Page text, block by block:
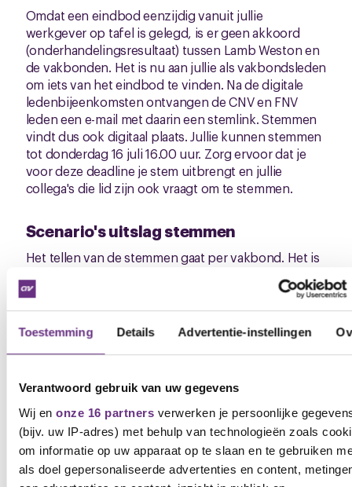
Toestemming Details Advertentie-instellingen
Verantwoord gebruik van uw gegevens
Wij en onze 16 partnersverwerken je persoonlijke
(bijv. uw IP-adres) met behulp van technologieën zoals
om informatie op uw apparaat op te slaan en te gebruiken
als doel gepersonaliseerde advertenties en content,
Omdat een eindbod eenzijdig vanuit jullie
werkgever op tafel is gelegd, is er geen akkoord
(onderhandelingsresultaat) tussen Lamb Weston en
de vakbonden. Het is nu aan jullie als vakbondsleden
om iets van het eindbod te vinden. Na de digitale
ledenbijeenkomsten ontvangen de CNV en FNV
leden een e-mail met daarin een stemlink. Stemmen
vindt dus ook digitaal plaats. Jullie kunnen stemmen
tot donderdag 16 juli 16.00 uur. Zorg ervoor dat je
voor deze deadline je stem uitbrengt en jullie
collega's die lid zijn ook vraagt om te stemmen.
Scenario's uitslag stemmen
Het tellen van de stemmen gaat per vakbond. Het is
hun stem uitbrengen. Er kunnen drie scenario's
ontstaan na het tellen van de stemmen:
Beide vakbonden stemmen voor: dan hebben
we alsnog een cao die ingaat per 1 juli 2026.
Beide vakbonden stemmen tegen
Lamb Weston het resultaat verbeteren om met
beide vakbonden alsnog tot overeenstemming
te komen. De vakbondsleden zullen dan
opnieuw stemmen over het verbeterd resultaat.
Eén vakbond is voor en één vakbond is tegen: